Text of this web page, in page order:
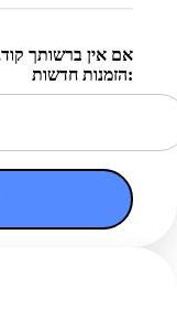
אם אין ברשותך קוד,
הזמנות חדשות: